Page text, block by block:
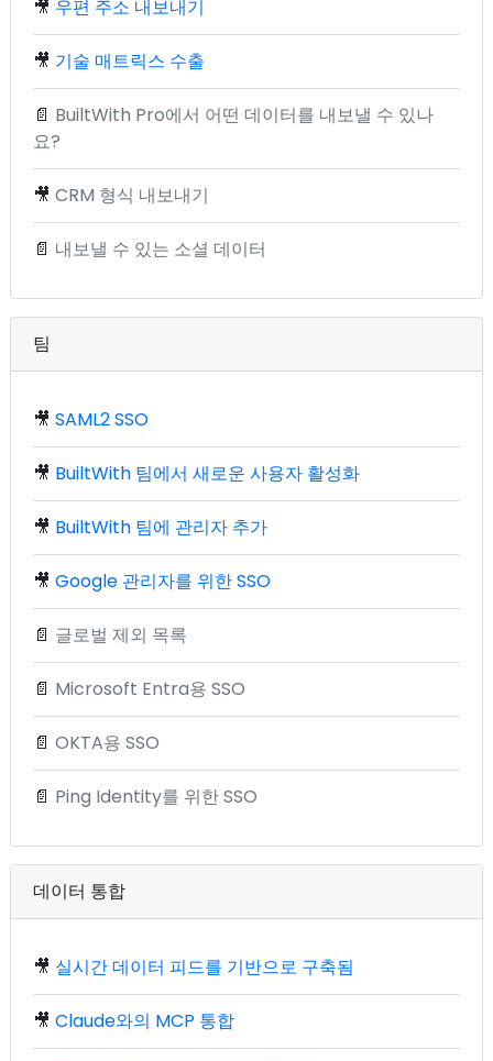
🎥 우편 주소 내보내기
🎥 기술 매트릭스 수출
📄 BuiltWith Pro에서 어떤 데이터를 내보낼 수 있나
요?
🎥 CRM 형식 내보내기
📄 내보낼 수 있는 소셜 데이터
팀
🎥 SAML2 SSO
🎥 BuiltWith 팀에서 새로운 사용자 활성화
🎥 BuiltWith 팀에 관리자 추가
🎥 Google 관리자를 위한 SSO
📄 글로벌 제외 목록
📄 Microsoft Entra용 SSO
📄 OKTA용 SSO
📄 Ping Identity를 위한 SSO
데이터 통합
🎥 실시간 데이터 피드를 기반으로 구축됨
🎥 Claude와의 MCP 통합